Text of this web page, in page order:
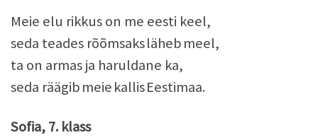
Meie elu rikkus on me eesti keel,
seda teades rõõmsaks läheb meel,
ta on armas ja haruldane ka,
seda räägib meie kallis Eestimaa.
Sofia, 7. klass